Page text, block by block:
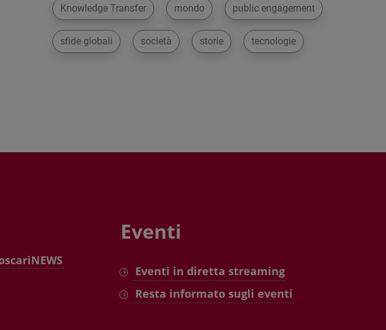
Knowledge Transfer mondo public engagement
sfide globali società storie tecnologie
Eventi
Eventi in diretta streaming
Resta informato sugli eventi